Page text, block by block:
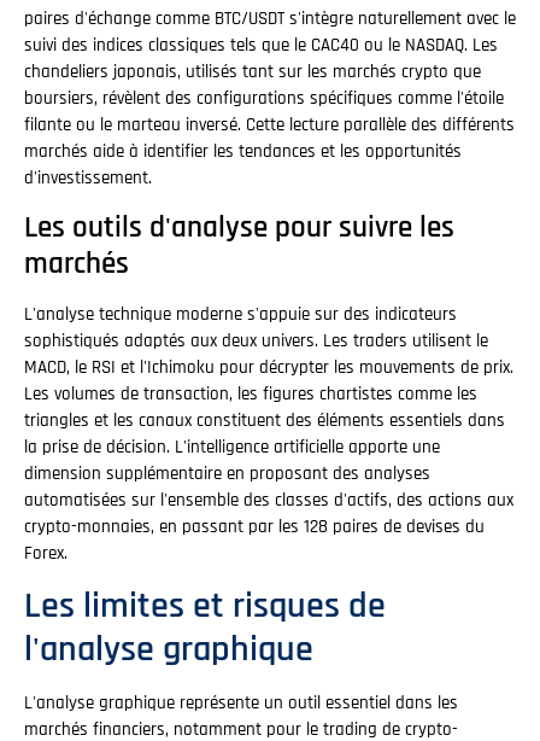
paires d'échange comme BTC/USDT s'intègre naturellement avec le
suivi des indices classiques tels que le CAC40 ou le NASDAQ. Les
chandeliers japonais, utilisés tant sur les marchés crypto que
boursiers, révèlent des configurations spécifiques comme l'étoile
filante ou le marteau inversé. Cette lecture parallèle des différents
marchés aide à identifier les tendances et les opportunités
d'investissement.
Les outils d'analyse pour suivre les
marchés
L'analyse technique moderne s'appuie sur des indicateurs
sophistiqués adaptés aux deux univers. Les traders utilisent le
MACD, le RSI et l'Ichimoku pour décrypter les mouvements de prix.
Les volumes de transaction, les figures chartistes comme les
triangles et les canaux constituent des éléments essentiels dans
la prise de décision. L'intelligence artificielle apporte une
dimension supplémentaire en proposant des analyses
automatisées sur l'ensemble des classes d'actifs, des actions aux
crypto-monnaies, en passant par les 128 paires de devises du
Forex.
Les limites et risques de
l'analyse graphique
L'analyse graphique représente un outil essentiel dans les
marchés financiers, notamment pour le trading de crypto-